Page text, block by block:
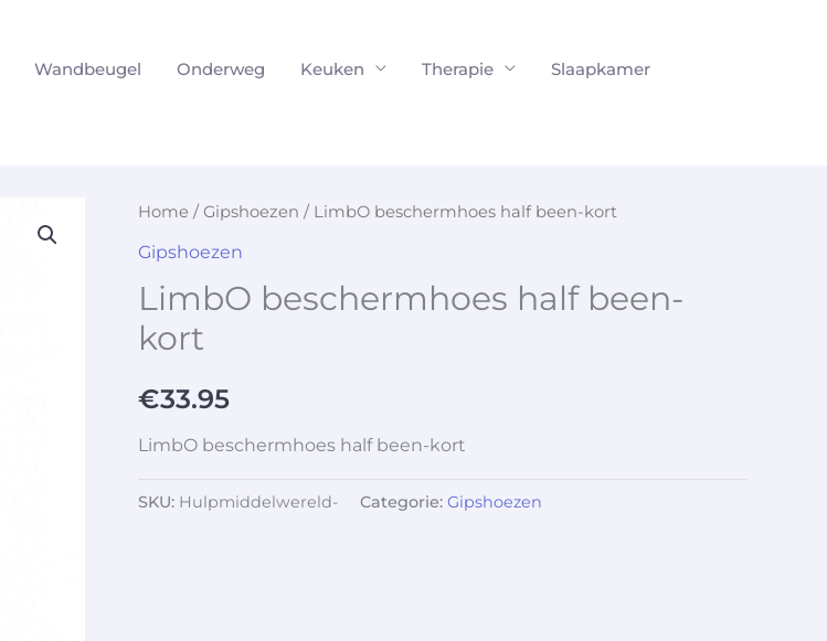
Wandbeugel Onderweg Keuken Therapie
Slaapkamer
Home / Gipshoezen / LimbO beschermhoes half been-kort
Gipshoezen
LimbO beschermhoes half been-
kort
€33.95
LimbO beschermhoes half been-kort
SKU: Hulpmiddelwereld- Categorie: Gipshoezen